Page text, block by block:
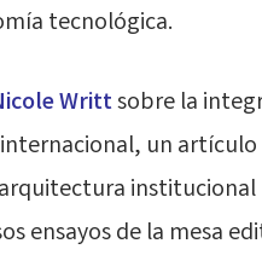
tecnológica.
Writtsobre la
un
institucional
ensayos de la mesa